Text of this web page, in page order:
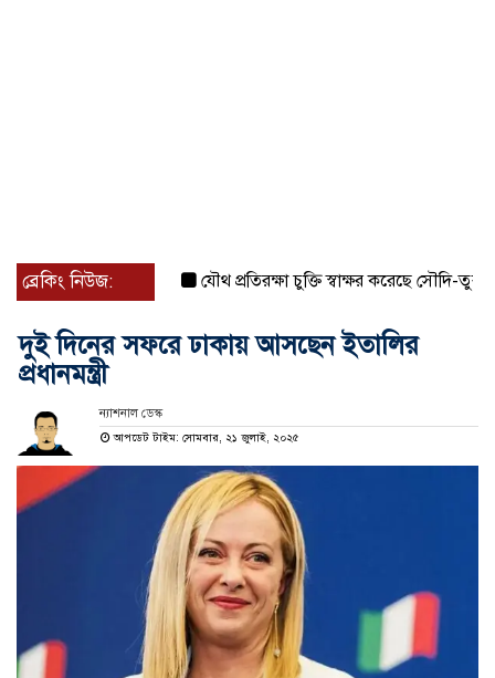
ব্রেকিং নিউজ: যৌথ প্রতিরক্ষা চুক্তি স্বাক্ষর করেছে সৌদি-তুরস্ক-
দুই দিনের সফরে ঢাকায় আসছেন ইতালির
প্রধানমন্ত্রী
ন্যাশনাল ডেস্ক
আপডেট টাইম: সোমবার, ২১ জুলাই, ২০২৫